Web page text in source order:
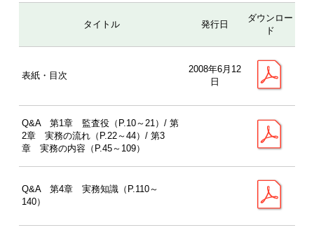
タイトル 発行日
ダウンロー
ド
表紙・目次
2008年6月12
日
Q&A 第1章 監査役（P.10～21）/ 第
2章 実務の流れ（P.22～44）/ 第3
章 実務の内容（P.45～109）
Q&A 第4章 実務知識（P.110～
140）